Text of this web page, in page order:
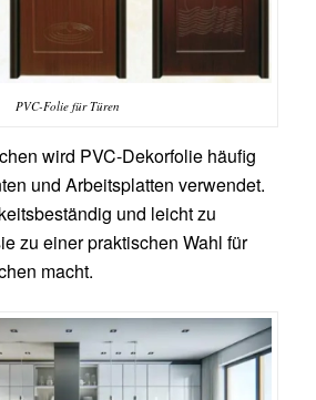
PVC-Folie für Türen
wird PVC-Dekorfolie häufig
und Arbeitsplatten verwendet.
und leicht zu
zu einer praktischen Wahl für
macht.